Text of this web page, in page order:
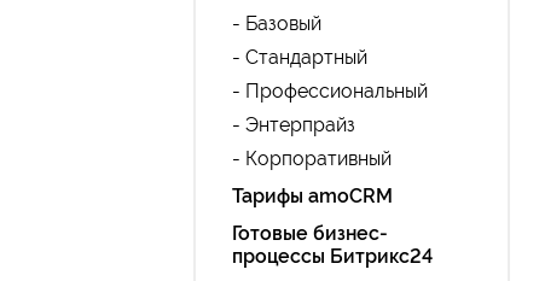
- Базовый
- Стандартный
- Профессиональный
- Энтерпрайз
- Корпоративный
Тарифы amoCRM
Готовые бизнес-
процессы Битрикс24